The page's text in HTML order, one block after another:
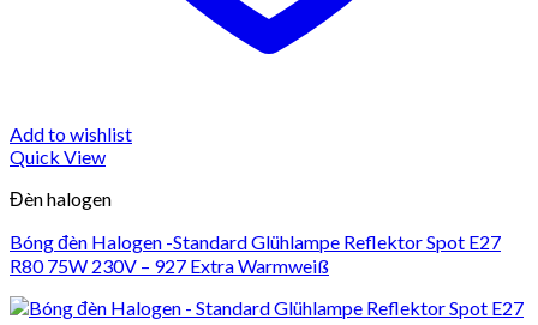
Add to wishlist
Quick View
Đèn halogen
Bóng đèn Halogen -Standard Glühlampe Reflektor Spot E27
R80 75W 230V – 927 Extra Warmweiß